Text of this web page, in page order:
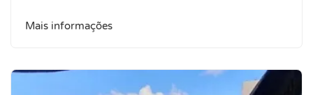
Mais informações